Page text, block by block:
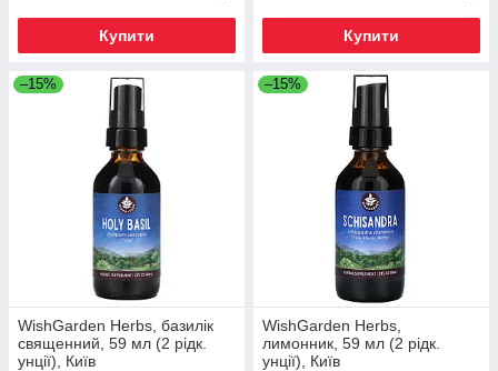
Купити Купити
–15%
WishGarden Herbs, базилік
священний, 59 мл (2 рідк.
унції), Київ
–15%
WishGarden Herbs,
лимонник, 59 мл (2 рідк.
унції), Київ